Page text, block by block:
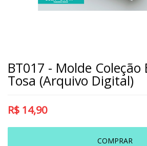
BT017 - Molde Coleção
Tosa (Arquivo Digital)
R$ 14,90
COMPRAR